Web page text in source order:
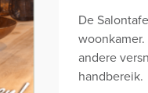
De
andere
handbereik.